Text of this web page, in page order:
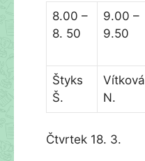
8.00 –
8. 50
9.00 –
9.50
Štyks
Š.
Vítková
N.
Čtvrtek 18. 3.